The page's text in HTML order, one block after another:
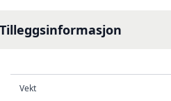
Tilleggsinformasjon
Vekt